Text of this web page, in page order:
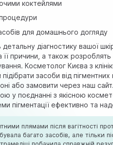
коктейлями
для домашнього догляду
діагностику вашої
її причини, а також розроблять
Косметолог Києва з
засоби від пігментних
або замовити через наш
у поєднанні з якісною
пігментації ефективно та
плямами після вагітності
багато засобів, але тільки